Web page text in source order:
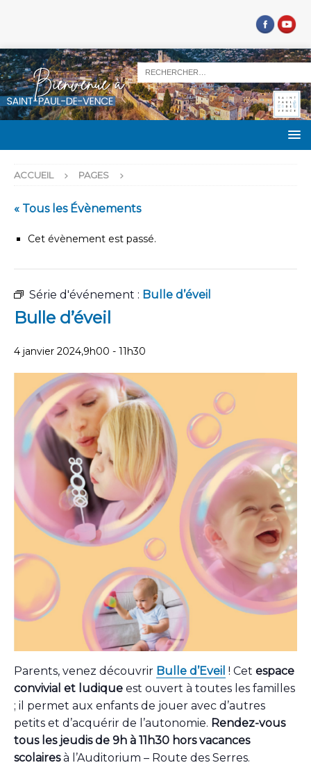
ACCUEIL PAGES
« Tous les Évènements
Cet évènement est passé.
Série d'événement : Bulle d’éveil
Bulle d’éveil
4 janvier 2024,9h00 - 11h30
Parents, venez découvrir Bulle d’Eveil ! Cet espace
convivial et ludique est ouvert à toutes les familles
; il permet aux enfants de jouer avec d’autres
petits et d’acquérir de l’autonomie. Rendez-vous
tous les jeudis de 9h à 11h30 hors vacances
scolairesà l’Auditorium – Route des Serres.